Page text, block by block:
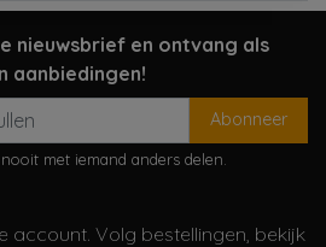
nieuwsbrief en ontvang als
aanbiedingen!
Abonneer
met iemand anders delen.
account. Volg bestellingen, bekijk